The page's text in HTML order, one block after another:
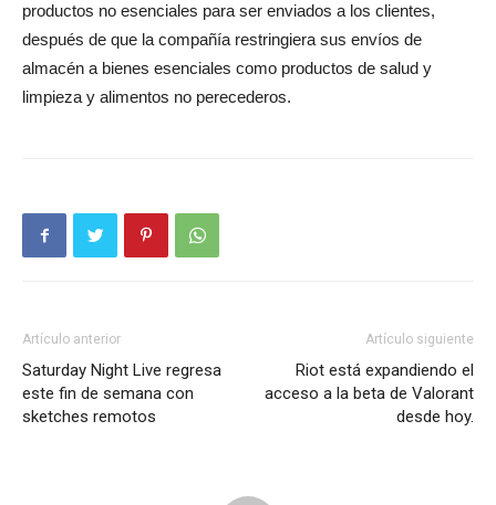
productos no esenciales para ser enviados a los clientes,
después de que la compañía restringiera sus envíos de
almacén a bienes esenciales como productos de salud y
limpieza y alimentos no perecederos.
Artículo anterior
Saturday Night Live regresa
este fin de semana con
sketches remotos
Artículo siguiente
Riot está expandiendo el
acceso a la beta de Valorant
desde hoy.